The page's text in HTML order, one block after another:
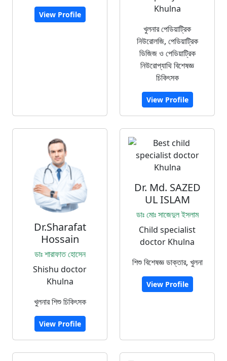
View Profile
Khulna
খুলনার পেডিয়াট্রিক
নিউরোলজি, পেডিয়াট্রিক
ডিজিজ ও পেডিয়াট্রিক
নিউরোপ্যাথি বিশেষজ্ঞ
চিকিৎসক
View Profile
Dr.Sharafat
Hossain
ডাঃ শারাফাত হোসেন
Shishu doctor
Khulna
খুলনার শিশু চিকিৎসক
View Profile
Dr. Md. SAZED
UL ISLAM
ডাঃ মোঃ সাজেদুল ইসলাম
Child specialist
doctor Khulna
শিশু বিশেষজ্ঞ ডাক্তার, খুলনা
View Profile